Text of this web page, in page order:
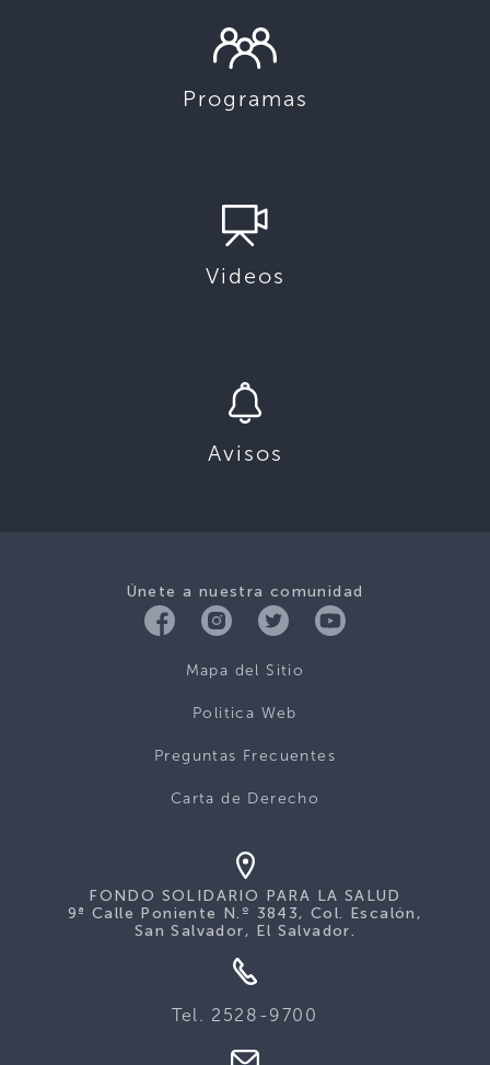
Programas
Videos
Avisos
Únete a nuestra comunidad
Mapa del Sitio
Politica Web
Preguntas Frecuentes
Carta de Derecho
FONDO SOLIDARIO PARA LA SALUD
9ª Calle Poniente N.º 3843, Col. Escalón,
San Salvador, El Salvador.
Tel. 2528-9700